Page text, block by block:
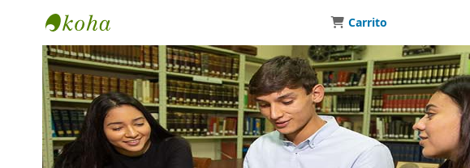
Biblioteca Universidad Monteávila
Carrito